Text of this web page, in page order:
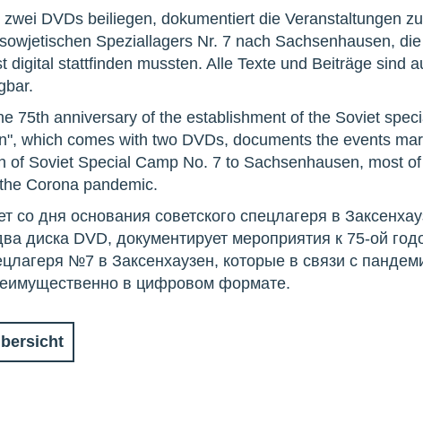
DVDs beiliegen, dokumentiert die Veranstaltungen
Speziallagers Nr. 7 nach Sachsenhausen,
digital stattfinden mussten. Alle Texte und Beiträge sind
75th anniversary of the establishment of the Soviet
which comes with two DVDs, documents the events
of Soviet Special Camp No. 7 to Sachsenhausen, most
Corona pandemic.
со дня основания советского спецлагеря в
диска DVD, документирует мероприятия к 75-ой
№7 в Заксенхаузен, которые в связи с
в цифровом формате.